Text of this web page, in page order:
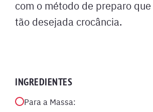
com o método de preparo
tão desejada crocância.
INGREDIENTES
Para a Massa: